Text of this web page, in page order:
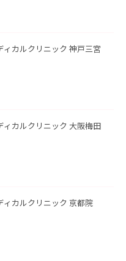
ィカルクリニック 神戸三宮
ィカルクリニック 大阪梅田
ィカルクリニック 京都院